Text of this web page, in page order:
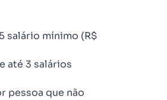
salário mínimo (R$
até 3 salários
pessoa que não